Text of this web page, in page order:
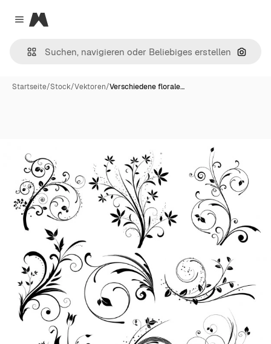
Close menu
Magnific
Nach
Startseite/Stock/Vektoren/Verschiedene florale…